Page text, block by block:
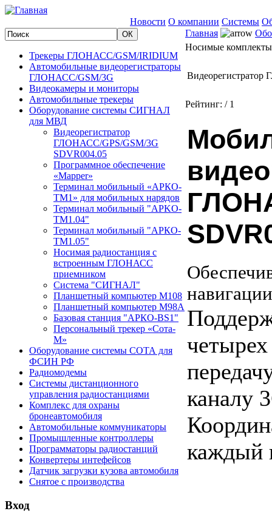
Новости О компании Системы
Трекеры ГЛОНАСС/GSM/IRIDIUM
Автомобильные видеорегистраторы
ГЛОНАСС/GSM/3G
Видеокамеры и мониторы
Автомобильные трекеры
Оборудование системы СИГНАЛ
для МВД
Видеорегистратор
ГЛОНАСС/GPS/GSM/3G
SDVR004.05
Программное обеспечение
«Mapper»
Терминал мобильный «АРКО-
ТМ1» для мобильных нарядов
Терминал мобильный "APKO-
TM1.04"
Терминал мобильный "АРКО-
ТМ1.05"
Носимая радиостанция с
встроенным ГЛОНАСС
приемником
Система "СИГНАЛ"
Планшетный компьютер М108
Планшетный компьютер М98А
Базовая станция "АРКО-BS1"
Персональный трекер «Сота-
М»
Оборудование системы СОТА для
ФСИН РФ
Радиомодемы
Системы дистанционного
управления радиостанциями
Комплекс для охраны
бронеавтомобиля
Автомобильные коммуникаторы
Промышленные контроллеры
Программаторы радиостанций
Конвертеры интефейсов
Датчик загрузки кузова автомобиля
Снятое с производства
Вход
Главная
Носимые комплекты
Рейтинг: / 1
каналу
каждый